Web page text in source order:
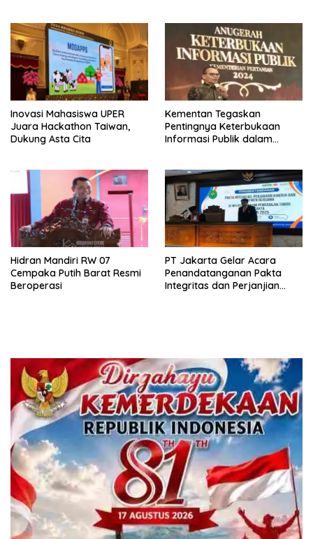
Inovasi Mahasiswa UPER
Juara Hackathon Taiwan,
Dukung Asta Cita
Kementan Tegaskan
Pentingnya Keterbukaan
Informasi Publik dalam
Hidran Mandiri RW 07
Cempaka Putih Barat Resmi
Beroperasi
PT Jakarta Gelar Acara
Penandatanganan Pakta
Integritas dan Perjanjian